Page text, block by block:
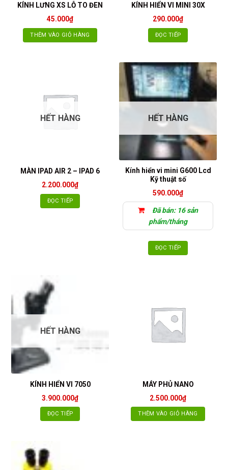
KÍNH LƯNG XS LỖ TO ĐEN
45.000₫
THÊM VÀO GIỎ HÀNG
KÍNH HIỂN VI MINI 30X
290.000₫
ĐỌC TIẾP
HẾT HÀNG
MÀN IPAD AIR 2 – IPAD 6
2.200.000₫
ĐỌC TIẾP
HẾT HÀNG
Kính hiển vi mini G600 Lcd
Kỹ thuật số
590.000₫
Đã bán: 16 sản
phẩm/tháng
ĐỌC TIẾP
HẾT HÀNG
KÍNH HIỂN VI 7050
3.900.000₫
ĐỌC TIẾP
MÁY PHỦ NANO
2.500.000₫
THÊM VÀO GIỎ HÀNG